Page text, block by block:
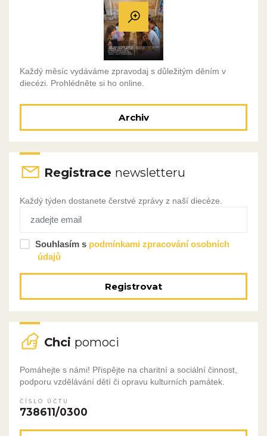
Každý měsíc vydáváme zpravodaj s důležitým děním v
diecézi. Prohlédněte si ho online.
Archiv
Registrace newsletteru
Každý týden dostanete čerstvé zprávy z naší diecéze.
Souhlasím s podmínkami zpracování osobních
údajů
Registrovat
Chci pomoci
Pomáhejte s námi! Přispějte na charitní a sociální činnost,
podporu vzdělávání dětí či opravu kulturních památek.
ČÍSLO ÚČTU
738611/0300